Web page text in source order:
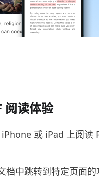
阅读体验
或 iPad 上阅读
档中跳转到特定页面的